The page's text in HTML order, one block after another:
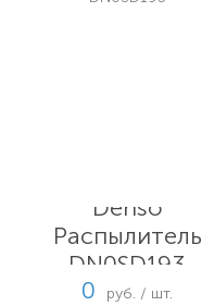
Denso
Распылитель
DN0SD193
0
руб. / шт.